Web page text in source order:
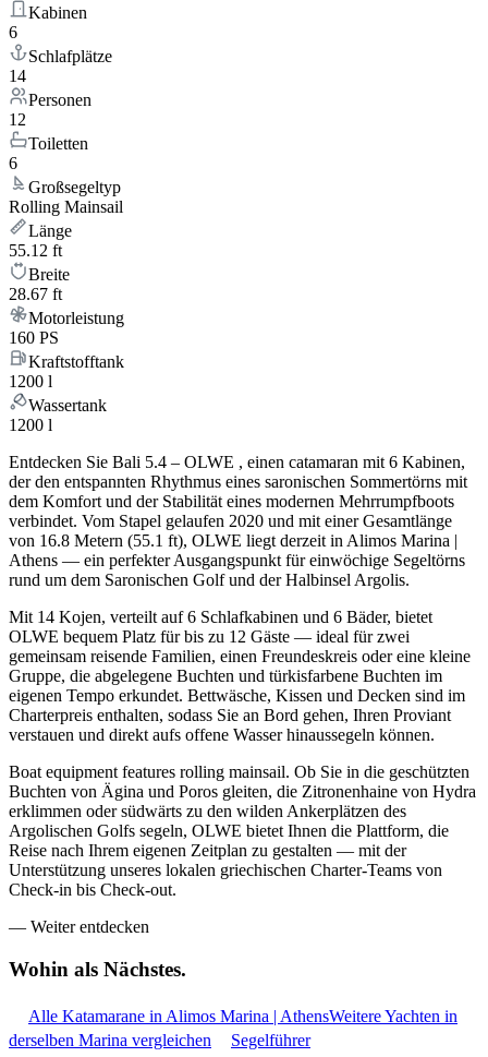
Kabinen
6
Schlafplätze
14
Personen
12
Toiletten
6
Großsegeltyp
Rolling Mainsail
Länge
55.12 ft
Breite
28.67 ft
Motorleistung
160 PS
Kraftstofftank
1200 l
Wassertank
1200 l
Entdecken Sie Bali 5.4 – OLWE , einen catamaran mit 6 Kabinen,
der den entspannten Rhythmus eines saronischen Sommertörns mit
dem Komfort und der Stabilität eines modernen Mehrrumpfboots
verbindet. Vom Stapel gelaufen 2020 und mit einer Gesamtlänge
von 16.8 Metern (55.1 ft), OLWE liegt derzeit in Alimos Marina |
Athens — ein perfekter Ausgangspunkt für einwöchige Segeltörns
rund um dem Saronischen Golf und der Halbinsel Argolis.
Mit 14 Kojen, verteilt auf 6 Schlafkabinen und 6 Bäder, bietet
OLWE bequem Platz für bis zu 12 Gäste — ideal für zwei
gemeinsam reisende Familien, einen Freundeskreis oder eine kleine
Gruppe, die abgelegene Buchten und türkisfarbene Buchten im
eigenen Tempo erkundet. Bettwäsche, Kissen und Decken sind im
Charterpreis enthalten, sodass Sie an Bord gehen, Ihren Proviant
verstauen und direkt aufs offene Wasser hinaussegeln können.
Boat equipment features rolling mainsail. Ob Sie in die geschützten
Buchten von Ägina und Poros gleiten, die Zitronenhaine von Hydra
erklimmen oder südwärts zu den wilden Ankerplätzen des
Argolischen Golfs segeln, OLWE bietet Ihnen die Plattform, die
Reise nach Ihrem eigenen Zeitplan zu gestalten — mit der
Unterstützung unseres lokalen griechischen Charter-Teams von
Check-in bis Check-out.
— Weiter entdecken
Wohin als Nächstes.
Alle Katamarane in Alimos Marina | AthensWeitere Yachten in
derselben Marina vergleichen
Segelführer